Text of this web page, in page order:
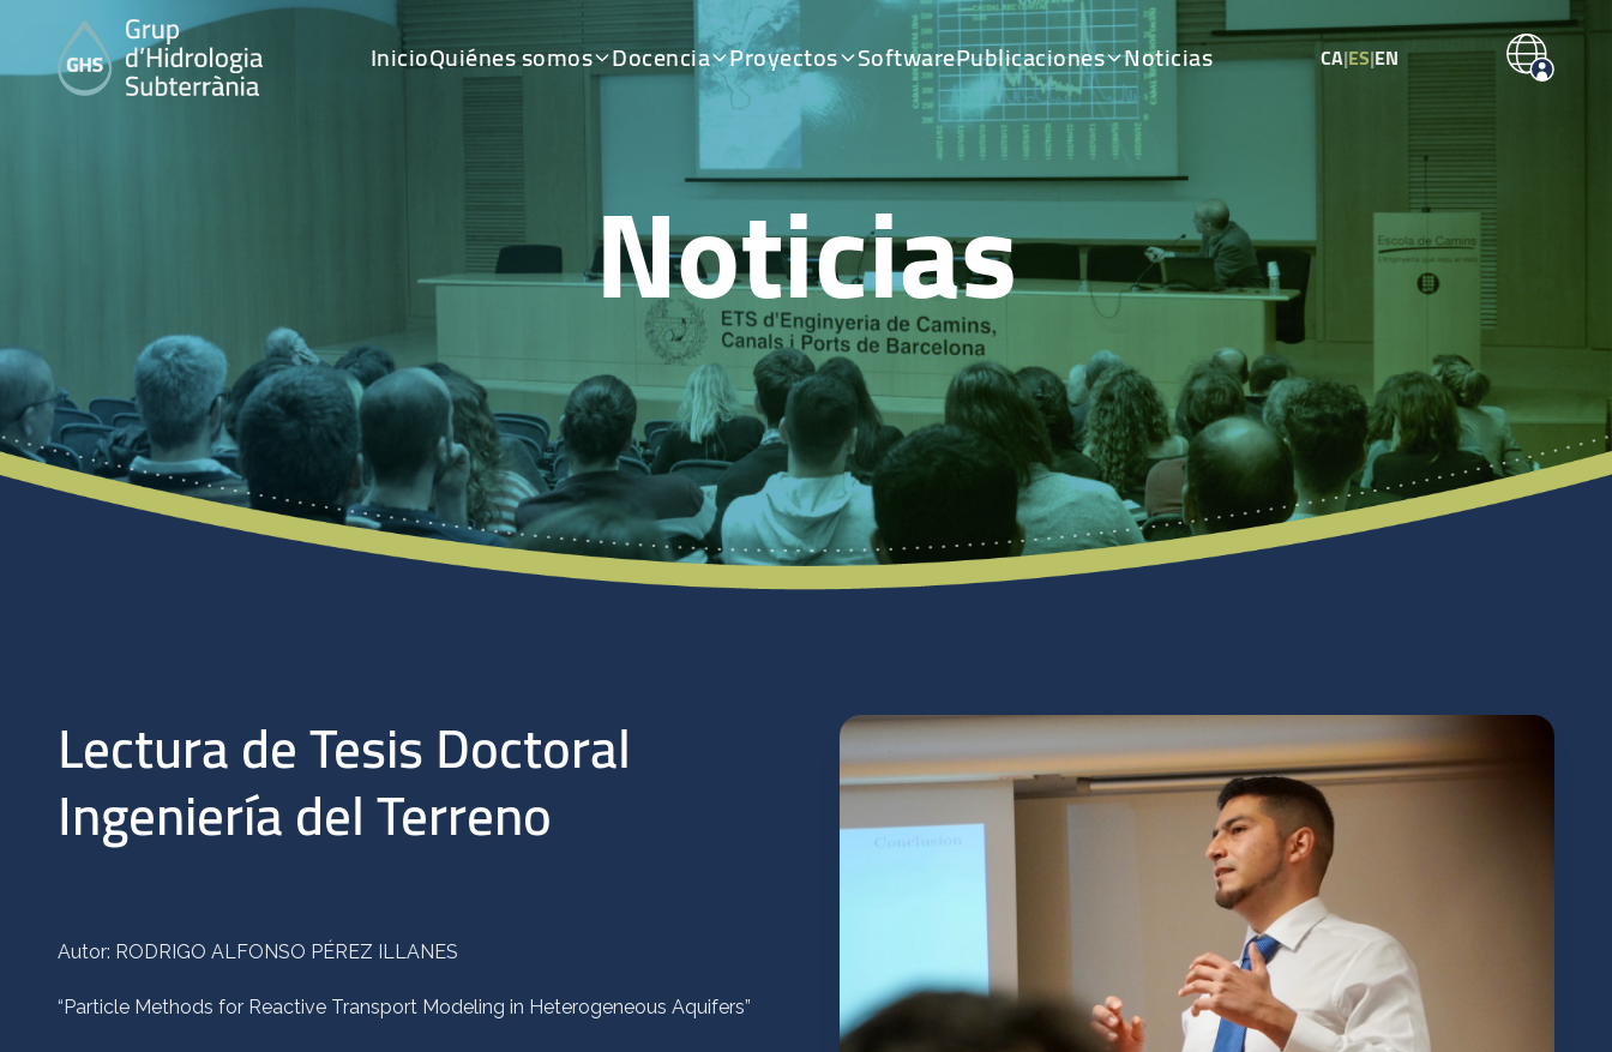
InicioQuiénes somos Docencia Proyectos SoftwarePublicaciones Noticias CA|ES|EN
Noticias
Lectura de Tesis Doctoral
Ingeniería del Terreno
Autor: RODRIGO ALFONSO PÉREZ ILLANES
“Particle Methods for Reactive Transport Modeling in Heterogeneous Aquifers”